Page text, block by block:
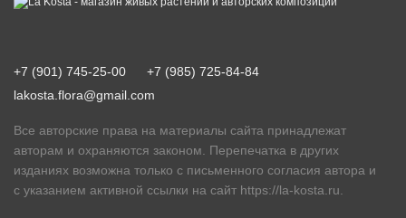
+7 (901) 745-25-00
+7 (985) 725-84-84
lakosta.flora@gmail.com
Все авторские права на материалы сайта принадлежат
авторам и охраняются законом. Перепечатка в других
изданиях возможна только с письменного согласия автора и
с указанием активной ссылки на сайт https://la-kosta.ru